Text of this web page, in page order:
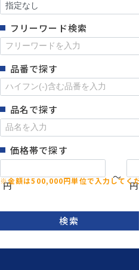
フリーワード検索
品番で探す
品名で探す
価格帯で探す
円
～
円
検索